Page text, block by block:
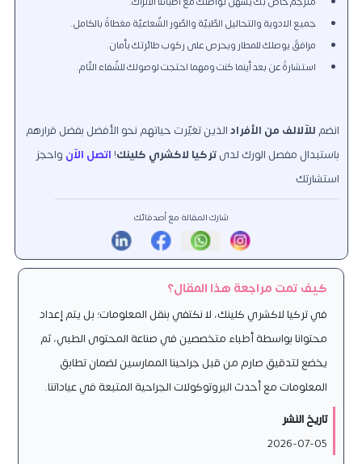
جميع الادوية والتحاليل الطّبيّة والصّور الشّعاعيّة مغطاةٌ بالكامل.
مرافقٌ يوصلك للمطار ويحرص على ركوب طائرتك بأمان.
استشارةٌ عن بعد أينما كنت ومهما احتجت لوصولك للشّفاء التّام.
انضم للآلالف من الأفرادالذين تغيّرت حياتهم نحو الأفضل بفضل قرارهم
باستبدال مفصل الورك لدىتركيا لاكشري كلينك! اتصل الآن واحجز
استشارتك
شارك المقالة مع أصدقائك
كيف تمت مراجعة هذا المقال؟
في تركيا لاكشري كلينك، لا نكتفي بنقل المعلومات؛ بل يتم إعداد
محتوانا بواسطة أطباء متخصصين في صناعة المحتوى الطبي، ثم
يخضع لتدقيق صارم من قبل جراحينا الممارسين لضمان تطابق
المعلومات مع أحدث البروتوكولات الجراحية المتبعة في عياداتنا.
تاريخ النشر
2026-07-05